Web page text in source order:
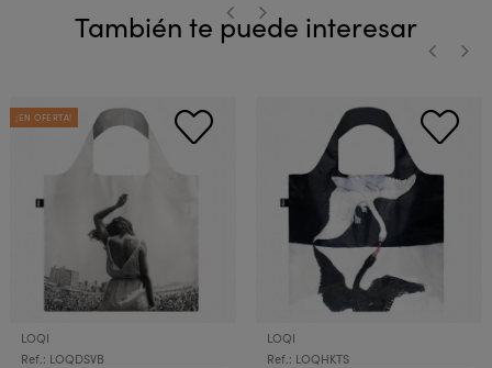
También te puede interesar
¡EN OFERTA!
LOQI
Ref.: LOQDSVB
LOQI
Ref.: LOQHKTS